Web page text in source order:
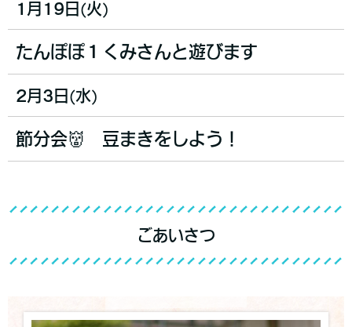
1月19日(火)
たんぽぽ１くみさんと遊びます
2月3日(水)
節分会👹 豆まきをしよう！
ごあいさつ